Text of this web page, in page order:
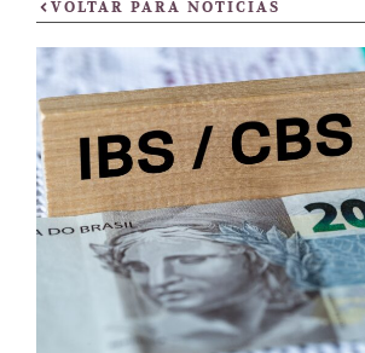
VOLTAR PARA NOTÍCIAS